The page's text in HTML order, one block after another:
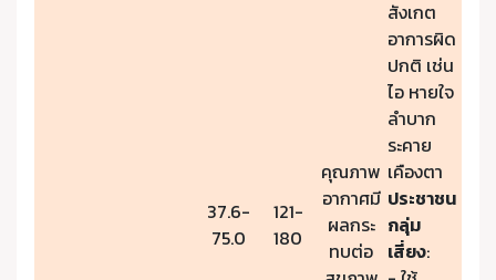
37.6-
75.0
121-
180
คุณภาพ
อากาศมี
ผลกระ
ทบต่อ
สังเกต
อาการผิด
ปกติ เช่น
ไอ หายใจ
ลำบาก
ระคาย
เคืองตา
ประชาชน
กลุ่ม
เสี่ยง: